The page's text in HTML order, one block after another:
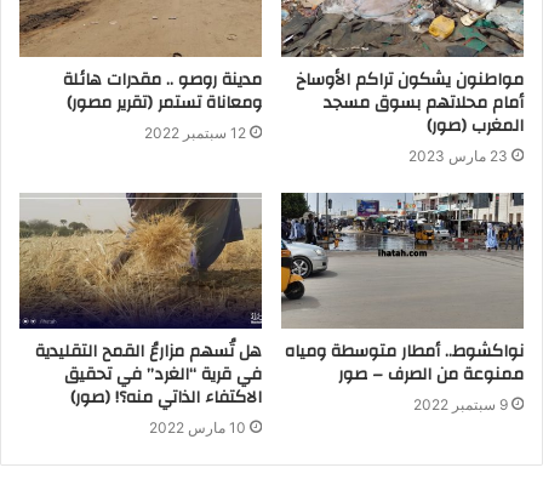
مواطنون يشكون تراكم الأوساخ
أمام محلاتهم بسوق مسجد
المغرب (صور)
23 مارس 2023
مدينة روصو .. مقدرات هائلة
ومعاناة تستمر (تقرير مصور)
12 سبتمبر 2022
نواكشوط.. أمطار متوسطة ومياه
ممنوعة من الصرف – صور
9 سبتمبر 2022
هل تُسهم مزارعُ القمح التقليدية
في قرية “الغرد” في تحقيق
الاكتفاء الذاتي منه؟! (صور)
10 مارس 2022